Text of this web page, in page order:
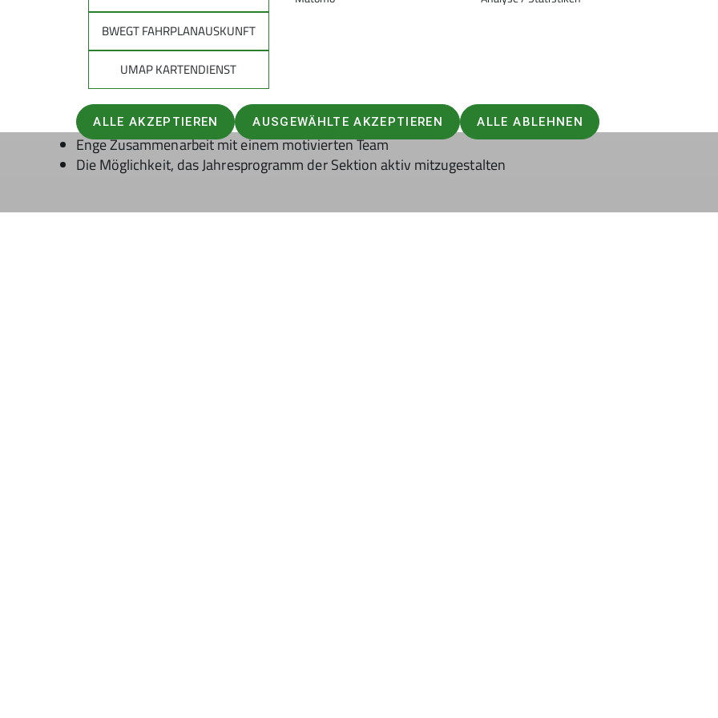
Keine Vorkenntnisse im Layout nötig – das übernimmt das Druckhaus
Was wir bieten
Eine sinnstiftende Aufgabe in unserer Sektion
Flexible Zeiteinteilung
Enge Zusammenarbeit mit einem motivierten Team
Die Möglichkeit, das Jahresprogramm der Sektion aktiv mitzugestalten
BWEGT FAHRPLANAUSKUNFT
UMAP KARTENDIENST
ALLE AKZEPTIEREN AUSGEWÄHLTE AKZEPTIEREN ALLE ABLEHNEN